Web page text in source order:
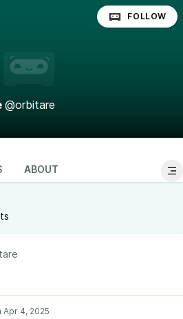
@orbitare
FOLLOW
ABOUT